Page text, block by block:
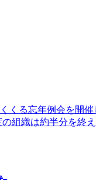
くる忘年例会を開
組織は約半分を終